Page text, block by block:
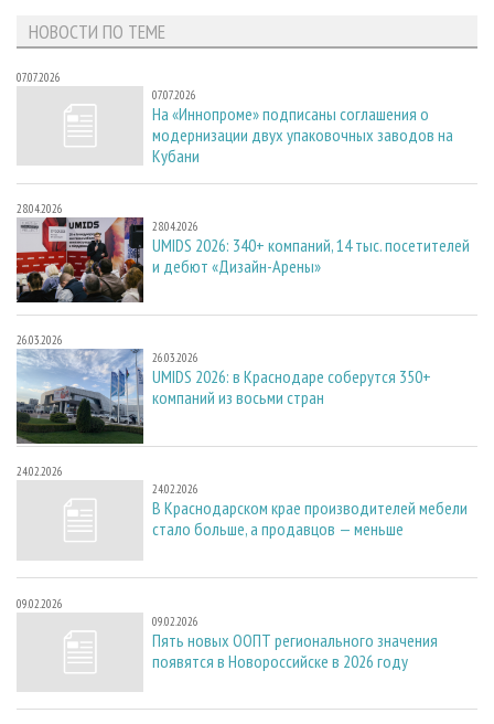
НОВОСТИ ПО ТЕМЕ
07.07.2026
07.07.2026
На «Иннопроме» подписаны соглашения о
модернизации двух упаковочных заводов на
Кубани
28.04.2026
28.04.2026
UMIDS 2026: 340+ компаний, 14 тыс. посетителей
и дебют «Дизайн-Арены»
26.03.2026
26.03.2026
UMIDS 2026: в Краснодаре соберутся 350+
компаний из восьми стран
24.02.2026
24.02.2026
В Краснодарском крае производителей мебели
стало больше, а продавцов — меньше
09.02.2026
09.02.2026
Пять новых ООПТ регионального значения
появятся в Новороссийске в 2026 году